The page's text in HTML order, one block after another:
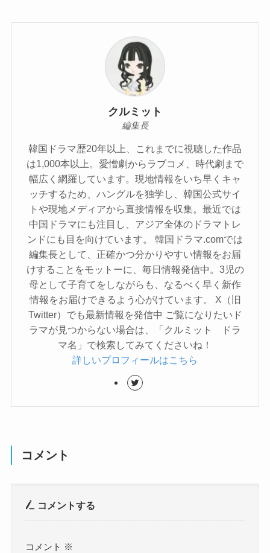
クルミット
編集長
韓国ドラマ歴20年以上、これまでに視聴した作品
は1,000本以上。愛憎劇からラブコメ、時代劇まで
幅広く網羅しています。現地情報をいち早くキャ
ッチするため、ハングルを独学し、韓国公式サイ
トや現地メディアから直接情報を収集。最近では
中国ドラマにも注目し、アジア全体のドラマトレ
ンドにも目を向けています。 韓国ドラマ.comでは
編集長として、正確かつ分かりやすい情報をお届
けすることをモットーに、毎日情報発信中。3児の
母として子育てをしながらも、なるべく早く新作
情報をお届けできるよう心がけています。 X（旧
Twitter）でも最新情報を発信中 ご覧になりたいド
ラマが見つからない場合は、「クルミット ドラ
マ名」で検索してみてくださいね！
詳しいプロフィールはこちら
コメント
コメントする
コメント ※